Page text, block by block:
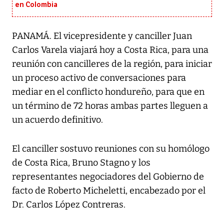
en Colombia
PANAMÁ. El vicepresidente y canciller Juan
Carlos Varela viajará hoy a Costa Rica, para una
reunión con cancilleres de la región, para iniciar
un proceso activo de conversaciones para
mediar en el conflicto hondureño, para que en
un término de 72 horas ambas partes lleguen a
un acuerdo definitivo.
El canciller sostuvo reuniones con su homólogo
de Costa Rica, Bruno Stagno y los
representantes negociadores del Gobierno de
facto de Roberto Micheletti, encabezado por el
Dr. Carlos López Contreras.